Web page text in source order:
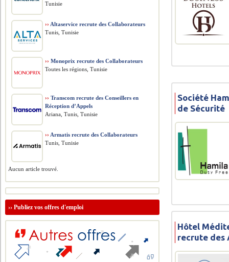
Société
de Sécurité
Hôtel
recrute des
Tunisie
›› Altaservice recrute des Collaborateurs
Tunis, Tunisie
›› Monoprix recrute des Collaborateurs
Toutes les régions, Tunisie
›› Transcom recrute des Conseillers en
Réception d’Appels
Ariana, Tunis, Tunisie
›› Armatis recrute des Collaborateurs
Tunis, Tunisie
Aucun article trouvé.
››Publiez vos offres d'emploi